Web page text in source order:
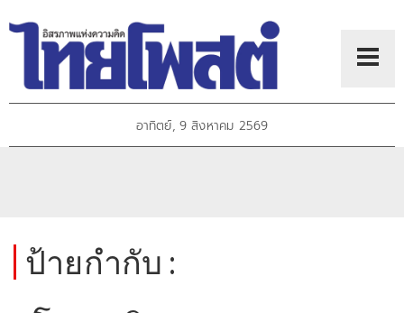
อาทิตย์, 9 สิงหาคม 2569
ป้ายกำกับ :